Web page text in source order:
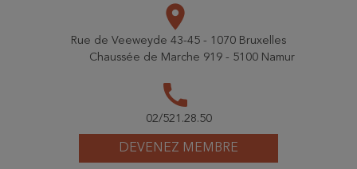
DEVENEZ MEMBRE
place
Rue de Veeweyde 43-45 - 1070 Bruxelles
Chaussée de Marche 919 - 5100 Namur
call
02/521.28.50